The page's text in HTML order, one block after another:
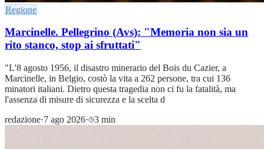
Regione
Marcinelle. Pellegrino (Avs): "Memoria non sia un
rito stanco, stop ai sfruttati"
"L'8 agosto 1956, il disastro minerario del Bois du Cazier, a
Marcinelle, in Belgio, costò la vita a 262 persone, tra cui 136
minatori italiani. Dietro questa tragedia non ci fu la fatalità, ma
l'assenza di misure di sicurezza e la scelta d
redazione·7 ago 2026· 3 min